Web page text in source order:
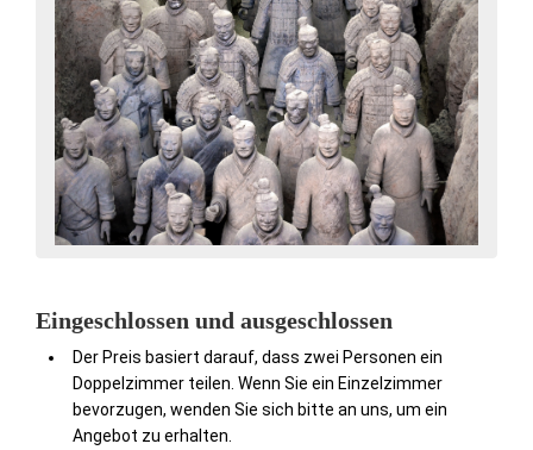
Eingeschlossen und ausgeschlossen
Der Preis basiert darauf, dass zwei Personen ein
Doppelzimmer teilen. Wenn Sie ein Einzelzimmer
bevorzugen, wenden Sie sich bitte an uns, um ein
Angebot zu erhalten.